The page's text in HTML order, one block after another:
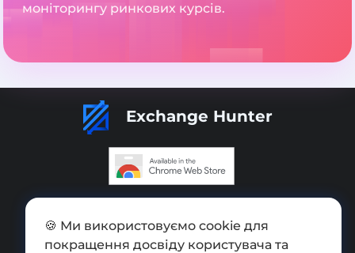
моніторингу ринкових курсів.
Exchange Hunter
Мапа сайту
🍪 Ми використовуємо cookie для
покращення досвіду користувача та